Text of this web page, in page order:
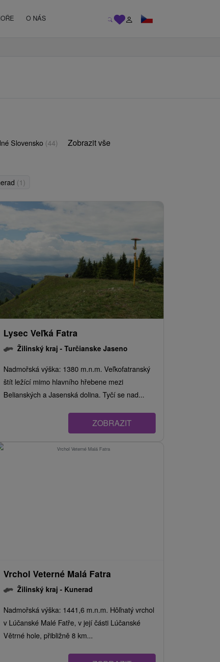
O NÁS
Slovensko (44) Zobrazit vše
(1)
Lysec Veľká Fatra
Žilinský kraj - Turčianske Jaseno
Nadmořská výška: 1380 m.n.m. Veľkofatranský
štít ležící mimo hlavního hřebene mezi
Belianských a Jasenská dolina. Tyčí se nad...
ZOBRAZIT
Vrchol Veterné Malá Fatra
Žilinský kraj - Kunerad
Nadmořská výška: 1441,6 m.n.m. Hôľnatý vrchol
v Lúčanské Malé Fatře, v její části Lúčanské
Větrné hole, přibližně 8 km...